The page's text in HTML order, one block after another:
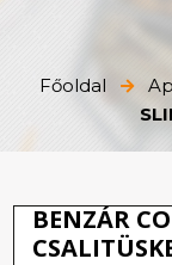
Főoldal
BENZÁR